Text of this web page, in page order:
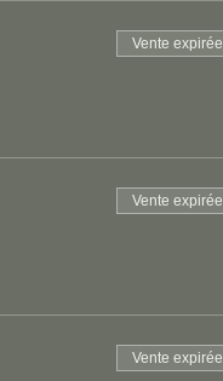
Vente expirée
Vente expirée
Vente expirée